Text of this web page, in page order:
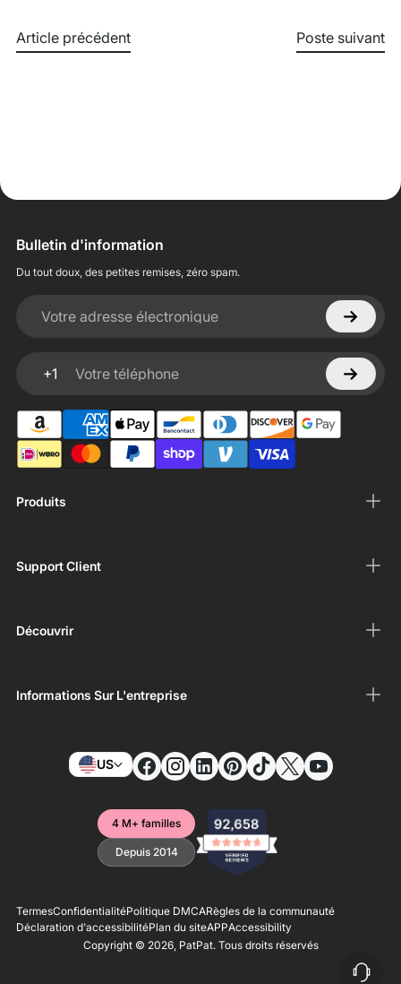
Article précédent Poste suivant
Produits
Support Client
Découvrir
Informations Sur L'entreprise
Bulletin d'information
Du tout doux, des petites remises, zéro spam.
Votre adresse électronique
+1
Votre téléphone
US
4 M+ familles
Depuis 2014
TermesConfidentialitéPolitique DMCARègles de la communauté
Déclaration d'accessibilitéPlan du siteAPPAccessibility
Copyright © 2026, PatPat. Tous droits réservés